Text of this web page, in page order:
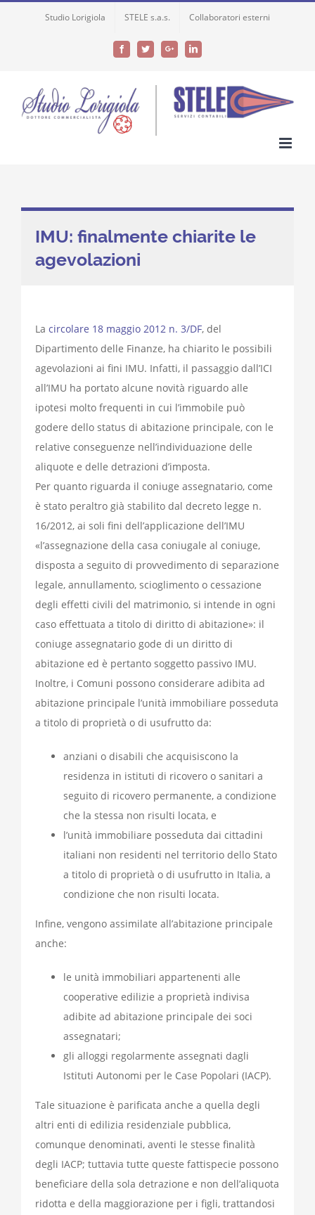
Studio Lorigiola STELE s.a.s. Collaboratori esterni
FacebookTwitterGoogle+LinkedIn
IMU: finalmente chiarite le
agevolazioni
La circolare 18 maggio 2012 n. 3/DF, del
Dipartimento delle Finanze, ha chiarito le possibili
agevolazioni ai fini IMU. Infatti, il passaggio dall’ICI
all’IMU ha portato alcune novità riguardo alle
ipotesi molto frequenti in cui l’immobile può
godere dello status di abitazione principale, con le
relative conseguenze nell’individuazione delle
aliquote e delle detrazioni d’imposta.
Per quanto riguarda il coniuge assegnatario, come
è stato peraltro già stabilito dal decreto legge n.
16/2012, ai soli fini dell’applicazione dell’IMU
«l’assegnazione della casa coniugale al coniuge,
disposta a seguito di provvedimento di separazione
legale, annullamento, scioglimento o cessazione
degli effetti civili del matrimonio, si intende in ogni
caso effettuata a titolo di diritto di abitazione»: il
coniuge assegnatario gode di un diritto di
abitazione ed è pertanto soggetto passivo IMU.
Inoltre, i Comuni possono considerare adibita ad
abitazione principale l’unità immobiliare posseduta
a titolo di proprietà o di usufrutto da:
anziani o disabili che acquisiscono la
residenza in istituti di ricovero o sanitari a
seguito di ricovero permanente, a condizione
che la stessa non risulti locata, e
l’unità immobiliare posseduta dai cittadini
italiani non residenti nel territorio dello Stato
a titolo di proprietà o di usufrutto in Italia, a
condizione che non risulti locata.
Infine, vengono assimilate all’abitazione principale
anche:
le unità immobiliari appartenenti alle
cooperative edilizie a proprietà indivisa
adibite ad abitazione principale dei soci
assegnatari;
gli alloggi regolarmente assegnati dagli
Istituti Autonomi per le Case Popolari (IACP).
Tale situazione è parificata anche a quella degli
altri enti di edilizia residenziale pubblica,
comunque denominati, aventi le stesse finalità
degli IACP; tuttavia tutte queste fattispecie possono
beneficiare della sola detrazione e non dell’aliquota
ridotta e della maggiorazione per i figli, trattandosi